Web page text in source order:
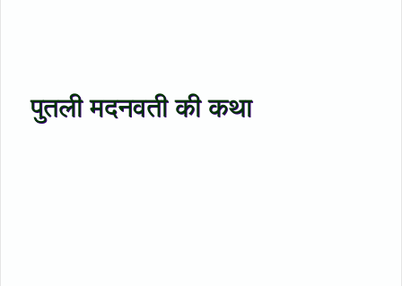
पुतली मदनवती की कथा